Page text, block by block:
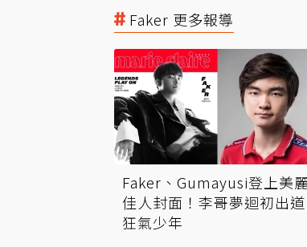
Faker 更多報導
Faker、Gumayusi登上美麗
佳人封面！李哥夢迴初出道
狂氣少年